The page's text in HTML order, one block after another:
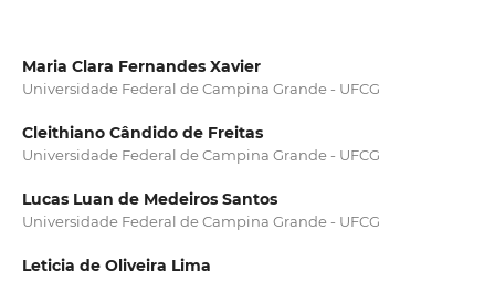
Maria Clara Fernandes Xavier
Universidade Federal de Campina Grande - UFCG
Cleithiano Cândido de Freitas
Universidade Federal de Campina Grande - UFCG
Lucas Luan de Medeiros Santos
Universidade Federal de Campina Grande - UFCG
Leticia de Oliveira Lima